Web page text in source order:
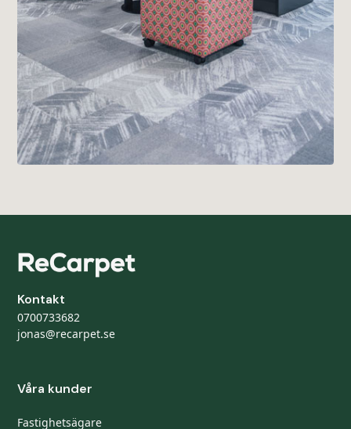
Kontakt
0700733682
jonas@recarpet.se
Våra kunder
Fastighetsägare